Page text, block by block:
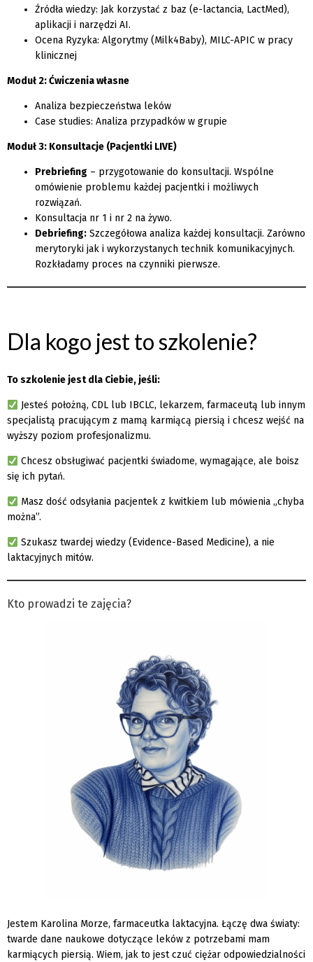
Źródła wiedzy: Jak korzystać z baz (e-lactancia, LactMed),
aplikacji i narzędzi AI.
Ocena Ryzyka: Algorytmy (Milk4Baby), MILC-APIC w pracy
klinicznej
Moduł 2: Ćwiczenia własne
Analiza bezpieczeństwa leków
Case studies: Analiza przypadków w grupie
Moduł 3: Konsultacje (Pacjentki LIVE)
Prebriefing – przygotowanie do konsultacji. Wspólne
omówienie problemu każdej pacjentki i możliwych
rozwiązań.
Konsultacja nr 1 i nr 2 na żywo.
Debriefing: Szczegółowa analiza każdej konsultacji. Zarówno
merytoryki jak i wykorzystanych technik komunikacyjnych.
Rozkładamy proces na czynniki pierwsze.
Dla kogo jest to szkolenie?
To szkolenie jest dla Ciebie, jeśli:
Jesteś położną, CDL lub IBCLC, lekarzem, farmaceutą lub innym
specjalistą pracującym z mamą karmiącą piersią i chcesz wejść na
wyższy poziom profesjonalizmu.
Chcesz obsługiwać pacjentki świadome, wymagające, ale boisz
się ich pytań.
Masz dość odsyłania pacjentek z kwitkiem lub mówienia „chyba
można”.
Szukasz twardej wiedzy (Evidence-Based Medicine), a nie
laktacyjnych mitów.
Kto prowadzi te zajęcia?
Jestem Karolina Morze, farmaceutka laktacyjna. Łączę dwa światy:
twarde dane naukowe dotyczące leków z potrzebami mam
karmiących piersią. Wiem, jak to jest czuć ciężar odpowiedzialności